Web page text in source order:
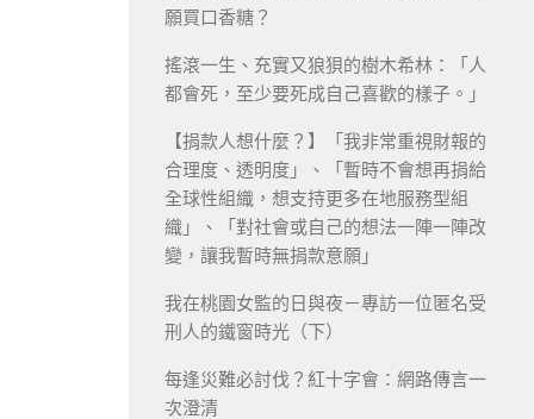
願買口香糖？
搖滾一生、充實又狼狽的樹木希林：「人
都會死，至少要死成自己喜歡的樣子。」
【捐款人想什麼？】「我非常重視財報的
合理度、透明度」、「暫時不會想再捐給
全球性組織，想支持更多在地服務型組
織」、「對社會或自己的想法一陣一陣改
變，讓我暫時無捐款意願」
我在桃園女監的日與夜－專訪一位匿名受
刑人的鐵窗時光（下）
每逢災難必討伐？紅十字會：網路傳言一
次澄清